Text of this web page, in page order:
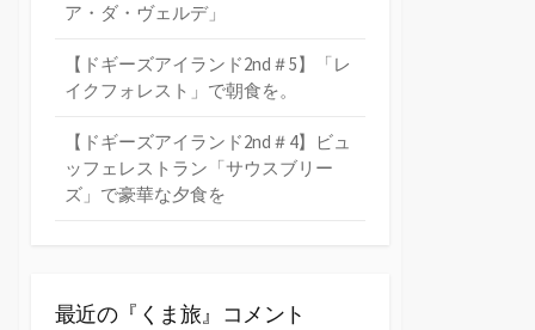
ア・ダ・ヴェルデ」
【ドギーズアイランド2nd＃5】「レ
イクフォレスト」で朝食を。
【ドギーズアイランド2nd＃4】ビュ
ッフェレストラン「サウスブリー
ズ」で豪華な夕食を
最近の『くま旅』コメント